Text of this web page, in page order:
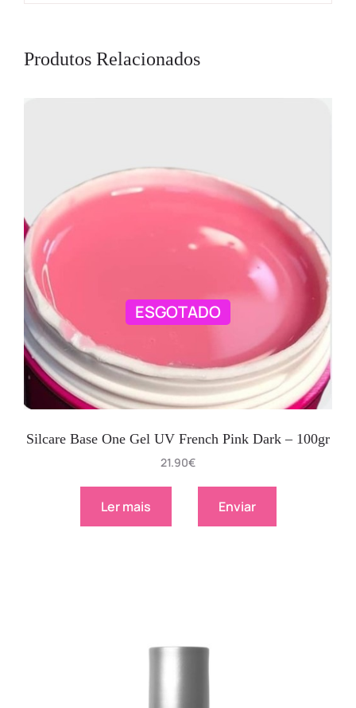
Produtos Relacionados
ESGOTADO
Silcare Base One Gel UV French Pink Dark – 100gr
21.90€
Ler mais Enviar